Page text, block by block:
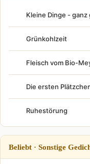
Kleine Dinge - ganz
Grünkohlzeit
Fleisch vom Bio-
Die ersten
Ruhestörung
Beliebt · Sonstige